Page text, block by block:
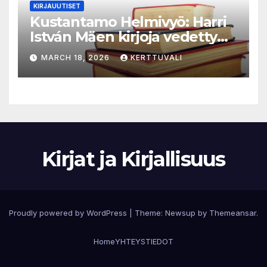
KIRJAUUTISET
Kustantamo Helmivyö: Harri
István Mäen kirjoja vedetty
myynnistä
MARCH 18, 2026 KERTTUVALI
Kirjat ja Kirjallisuus
Proudly powered by WordPress Theme: Newsup by Themeansar.
HomeYHTEYSTIEDOT